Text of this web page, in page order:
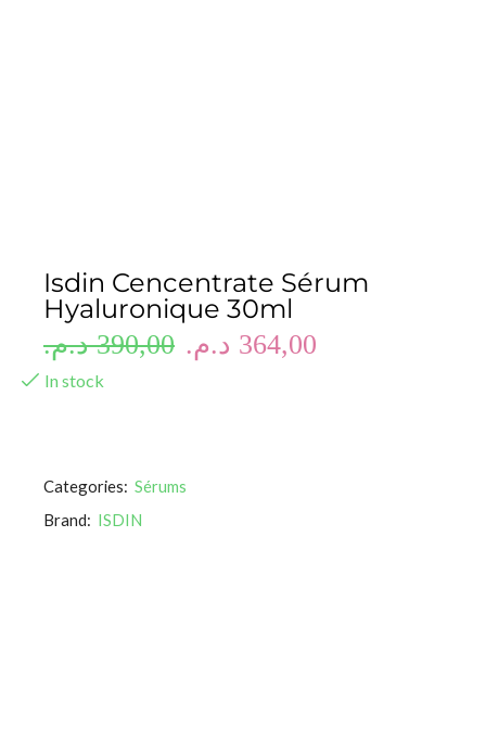
Isdin Cencentrate Sérum
Hyaluronique 30ml
390,00 د.م. 364,00 د.م.
In stock
Categories: Sérums
Brand: ISDIN